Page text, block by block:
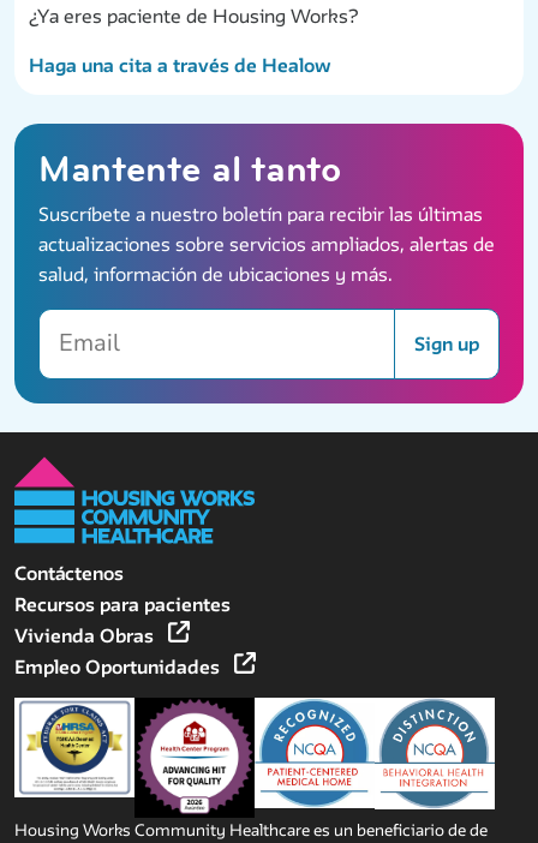
¿Ya eres paciente de Housing Works?
Haga una cita a través de Healow
Mantente al tanto
Suscríbete a nuestro boletín para recibir las últimas
actualizaciones sobre servicios ampliados, alertas de
salud, información de ubicaciones y más.
Email
Sign up
Contáctenos
Recursos para pacientes
Vivienda Obras
Empleo Oportunidades
Housing Works Community Healthcare es un beneficiario de de